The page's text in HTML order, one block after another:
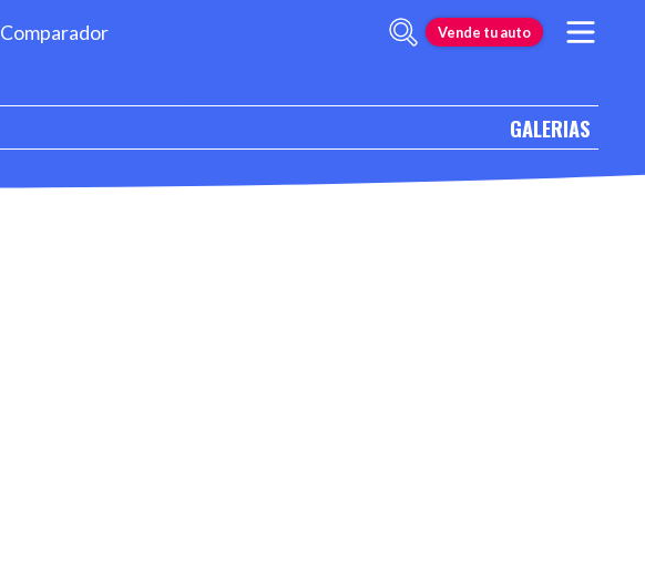
Comparador Vende tu auto
GALERIAS